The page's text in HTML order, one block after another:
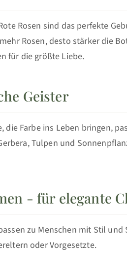
Rosen sind das perfekte
Rosen, desto stärker die
für die größte Liebe.
Geister
die Farbe ins Leben bringen,
Tulpen und
- für elegante
zu Menschen mit Stil
oder Vorgesetzte.